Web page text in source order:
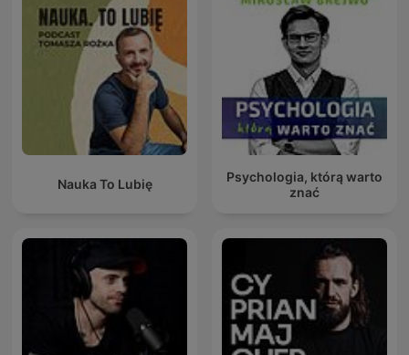
Nauka To Lubię
Psychologia, którą warto
znać